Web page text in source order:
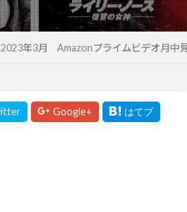
2023年3月 Amazonプライムビデオ月中